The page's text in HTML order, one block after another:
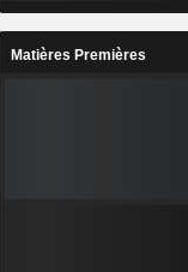
Matières Premières